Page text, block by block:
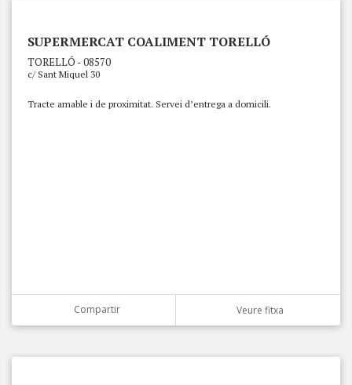
SUPERMERCAT COALIMENT TORELLÓ
TORELLÓ - 08570
c/ Sant Miquel 30
Tracte amable i de proximitat. Servei d’entrega a domicili.
Compartir Veure fitxa